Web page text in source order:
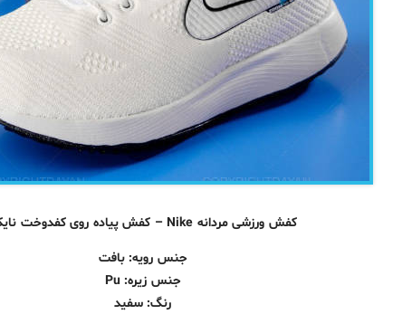
کفش ورزشی مردانه Nike – کفش پیاده روی کفدوخت نایکی
جنس رویه: بافت
جنس زیره: Pu
رنگ: سفید